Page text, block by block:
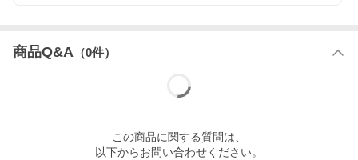
商品Q&A （0件）
この商品に関する質問は、
以下からお問い合わせください。